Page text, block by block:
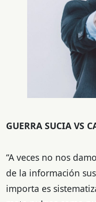
GUERRA SUCIA VS
“A veces no nos
de la información
importa es